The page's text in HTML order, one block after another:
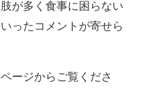
が多く食事に困らない
ったコメントが寄せら
ージからご覧くださ